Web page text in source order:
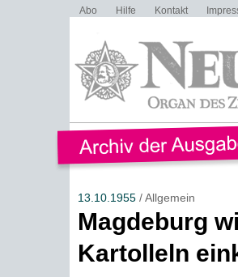
Abo Hilfe Kontakt
13.10.1955/ Allgemein
Magdeburg
Kartolleln